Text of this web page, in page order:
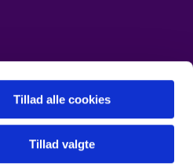
Tillad alle cookies
Tillad valgte